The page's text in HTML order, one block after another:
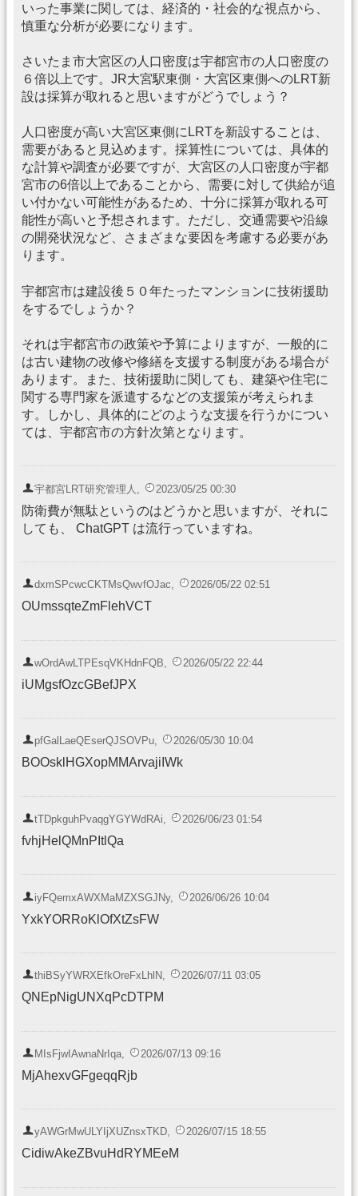
いった事業に関しては、経済的・社会的な視点から、
慎重な分析が必要になります。
さいたま市大宮区の人口密度は宇都宮市の人口密度の
６倍以上です。JR大宮駅東側・大宮区東側へのLRT新
設は採算が取れると思いますがどうでしょう？
人口密度が高い大宮区東側にLRTを新設することは、
需要があると見込めます。採算性については、具体的
な計算や調査が必要ですが、大宮区の人口密度が宇都
宮市の6倍以上であることから、需要に対して供給が追
い付かない可能性があるため、十分に採算が取れる可
能性が高いと予想されます。ただし、交通需要や沿線
の開発状況など、さまざまな要因を考慮する必要があ
ります。
宇都宮市は建設後５０年たったマンションに技術援助
をするでしょうか？
それは宇都宮市の政策や予算によりますが、一般的に
は古い建物の改修や修繕を支援する制度がある場合が
あります。また、技術援助に関しても、建築や住宅に
関する専門家を派遣するなどの支援策が考えられま
す。しかし、具体的にどのような支援を行うかについ
ては、宇都宮市の方針次第となります。
宇都宮LRT研究管理人 2023/05/25 00:30
防衛費が無駄というのはどうかと思いますが、それに
しても、 ChatGPT は流行っていますね。
dxmSPcwcCKTMsQwvfOJac, 2026/05/22 02:51
OUmssqteZmFlehVCT
wOrdAwLTPEsqVKHdnFQB 2026/05/22 22:44
iUMgsfOzcGBefJPX
pfGalLaeQEserQJSOVPu, 2026/05/30 10:04
BOOsklHGXopMMArvajiIWk
tTDpkguhPvaqgYGYWdRAi 2026/06/23 01:54
fvhjHelQMnPItlQa
iyFQemxAWXMaMZXSGJNy, 2026/06/26 10:04
YxkYORRoKlOfXtZsFW
thiBSyYWRXEfkOreFxLhlN, 2026/07/11 03:05
QNEpNigUNXqPcDTPM
MIsFjwIAwnaNrIqa 2026/07/13 09:16
MjAhexvGFgeqqRjb
yAWGrMwULYIjXUZnsxTKD, 2026/07/15 18:55
CidiwAkeZBvuHdRYMEeM